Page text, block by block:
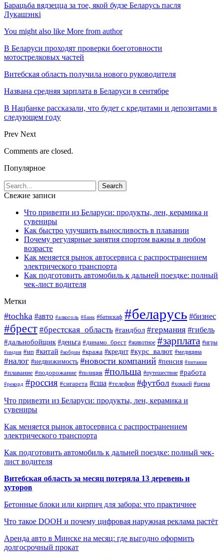
Барацьба вядзецца за тое, якой будзе Беларусь пасля
Лукашэнкі
You might also like More from author
В Беларуси проходят проверки боеготовности
мотострелковых частей
Витебская область получила нового руководителя
Названа средняя зарплата в Беларуси в сентябре
В Нацбанке рассказали, что будет с кредитами и депозитами в
следующем году
Prev Next
Comments are closed.
Популярное
Свежие записи
Что привезти из Беларуси: продукты, лен, керамика и
сувениры
Как быстро улучшить выносливость в плавании
Почему регулярные занятия спортом важны в любом
возрасте
Как меняется рынок автосервиса с распространением
электрического транспорта
Как подготовить автомобиль к дальней поездке: полный
чек-лист водителя
Метки
#tochka #авто #алкоголь #банк #батискаф #беларусь #бизнес
#брест #брестская_область #гандбол #германия #гибель
#дальнобойщик #деньга #динамо_брест #животное #зарплата #игры
#индия #ип #китай #кобрин #кража #кредит #курс_валют #медицина
#налог #недвижимость #новости компаний #пенсия #питание
#плавание #подорожание #полиция #польша #путешествие #работа
#рекорд #россия #сигарета #сша #телефон #футбол #хоккей #цена
Что привезти из Беларуси: продукты, лен, керамика и
сувениры
Как меняется рынок автосервиса с распространением
электрического транспорта
Как подготовить автомобиль к дальней поездке: полный чек-
лист водителя
Витебская область за месяц потеряла 13 деревень и
хуторов
Бетонные блоки или кирпич для забора: что практичнее
Что такое DOOH и почему цифровая наружная реклама растёт
Аренда авто в Минске на месяц: где выгодно оформить
долгосрочный прокат